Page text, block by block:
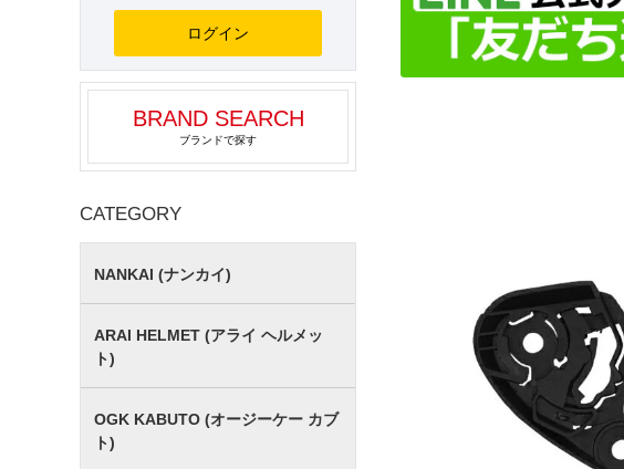
ログイン
BRAND SEARCH
ブランドで探す
CATEGORY
NANKAI (ナンカイ)
ARAI HELMET (アライ ヘルメッ
ト)
OGK KABUTO (オージーケー カブ
ト)